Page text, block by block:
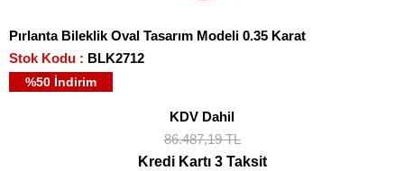
Pırlanta Bileklik Oval Tasarım Modeli 0.35 Karat
Stok Kodu
BLK2712
%50 İndirim
KDV Dahil
86.487,19 TL
Kredi Kartı 3 Taksit